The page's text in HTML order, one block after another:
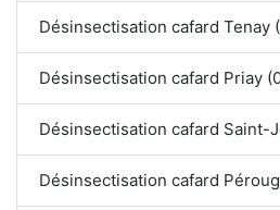
Désinsectisation cafard Tenay
Désinsectisation cafard Priay
Désinsectisation cafard Saint-
Désinsectisation cafard